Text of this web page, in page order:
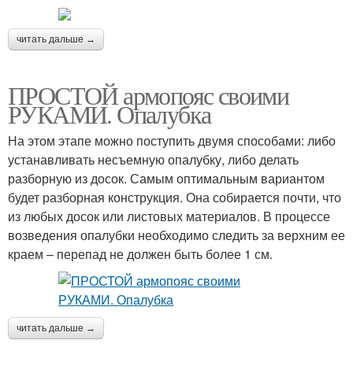
читать дальше →
ПРОСТОЙ армопояс своими
РУКАМИ. Опалубка
На этом этапе можно поступить двумя способами: либо
устанавливать несъемную опалубку, либо делать
разборную из досок. Самым оптимальным вариантом
будет разборная конструкция. Она собирается почти, что
из любых досок или листовых материалов. В процессе
возведения опалубки необходимо следить за верхним ее
краем – перепад не должен быть более 1 см.
читать дальше →